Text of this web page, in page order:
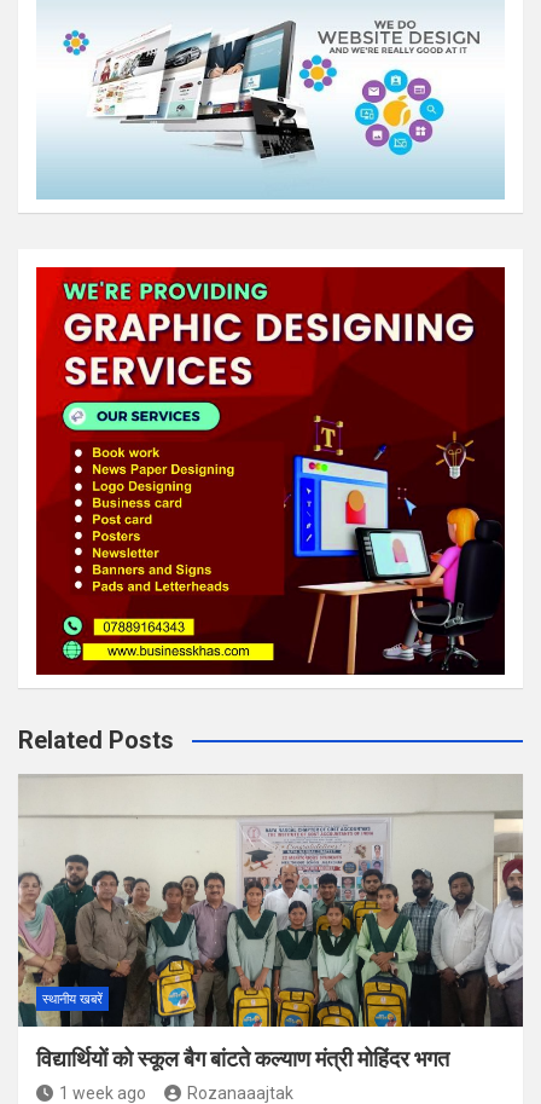
Related Posts
स्थानीय खबरें
विद्यार्थियों को स्कूल बैग बांटते कल्याण मंत्री मोहिंदर भगत
1 week ago Rozanaaajtak